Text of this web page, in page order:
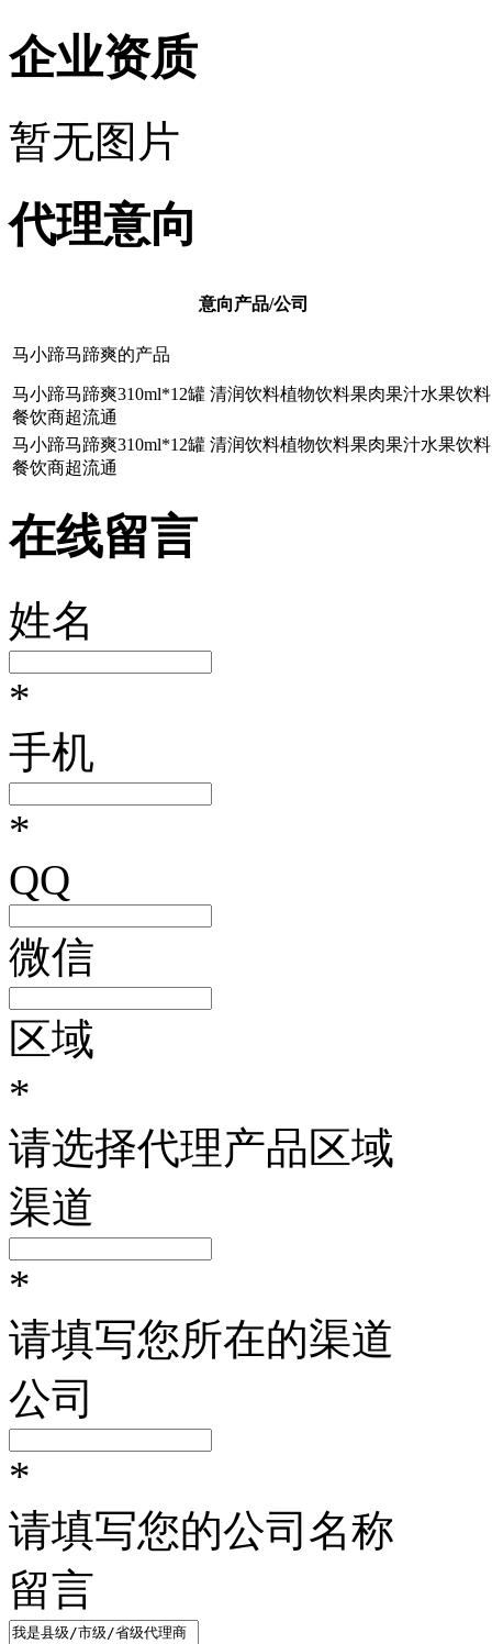
企业资质
暂无图片
代理意向
意向产品/公司
马小蹄马蹄爽的产品
马小蹄马蹄爽310ml*12罐 清润饮料植物饮料果肉果汁水果饮料
餐饮商超流通
马小蹄马蹄爽310ml*12罐 清润饮料植物饮料果肉果汁水果饮料
餐饮商超流通
在线留言
姓名
*
手机
*
QQ
微信
区域
*
请选择代理产品区域
渠道
*
请填写您所在的渠道
公司
*
请填写您的公司名称
留言